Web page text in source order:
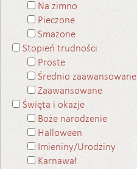
Na zimno
Pieczone
Smażone
Stopień trudności
Proste
Średnio zaawansowane
Zaawansowane
Święta i okazje
Boże narodzenie
Halloween
Imieniny/Urodziny
Karnawał